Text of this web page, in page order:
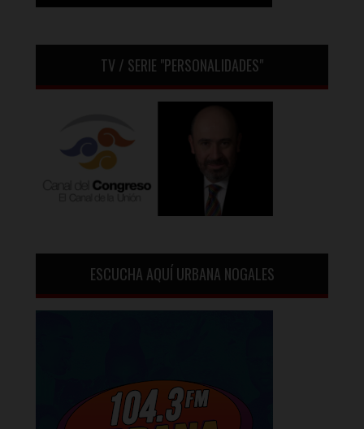
TV / SERIE "PERSONALIDADES"
ESCUCHA AQUÍ URBANA NOGALES